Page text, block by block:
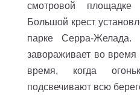
смотровой площадке
Большой крест
парке Серра-Желада.
завораживает во время
время, когда
подсвечивают всю